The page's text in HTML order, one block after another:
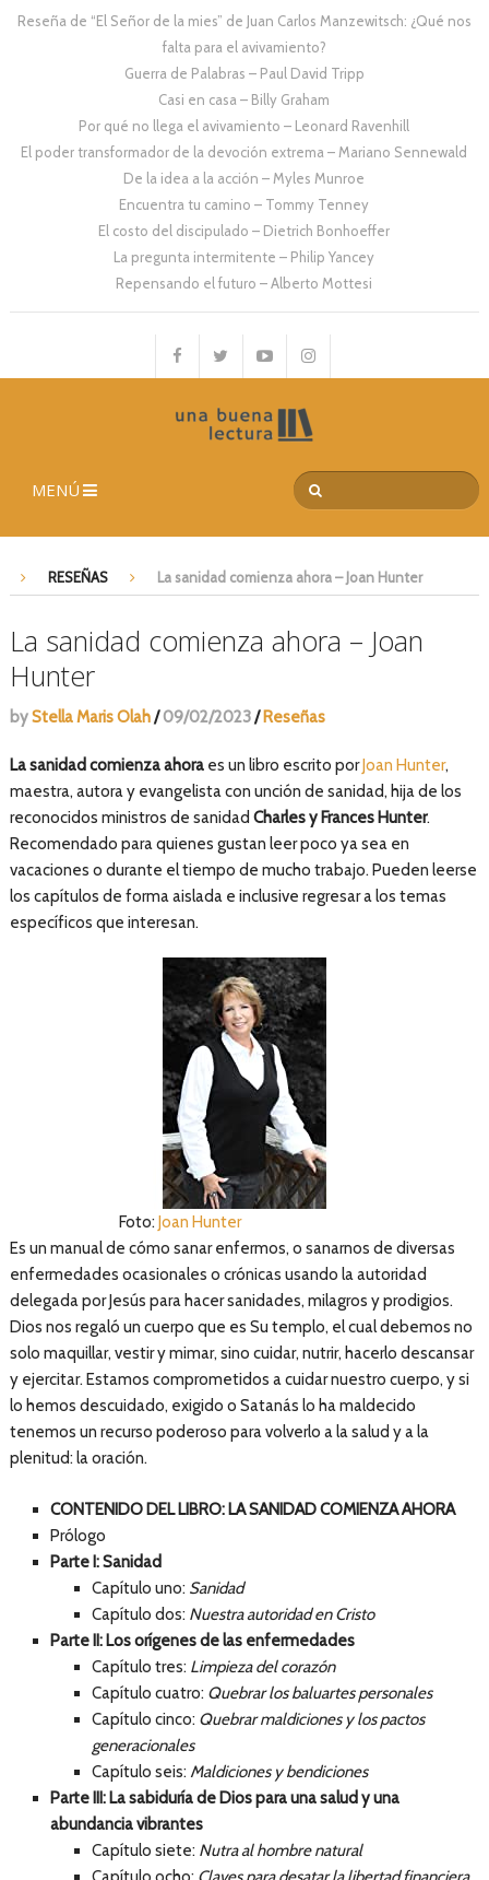
Reseña de “El Señor de la mies” de Juan Carlos Manzewitsch: ¿Qué nos
falta para el avivamiento?
Guerra de Palabras – Paul David Tripp
Casi en casa – Billy Graham
Por qué no llega el avivamiento – Leonard Ravenhill
El poder transformador de la devoción extrema – Mariano Sennewald
De la idea a la acción – Myles Munroe
Encuentra tu camino – Tommy Tenney
El costo del discipulado – Dietrich Bonhoeffer
La pregunta intermitente – Philip Yancey
Repensando el futuro – Alberto Mottesi
MENÚ
RESEÑAS La sanidad comienza ahora – Joan Hunter
La sanidad comienza ahora – Joan
Hunter
byStella Maris Olah/ 09/02/2023/ Reseñas
La sanidad comienza ahoraes un libro escrito porJoan Hunter,
maestra, autora y evangelista con unción de sanidad, hija de los
reconocidos ministros de sanidad Charles y Frances Hunter.
Recomendado para quienes gustan leer poco ya sea en
vacaciones o durante el tiempo de mucho trabajo. Pueden leerse
los capítulos de forma aislada e inclusive regresar a los temas
específicos que interesan.
Foto: Joan Hunter
Es un manual de cómo sanar enfermos, o sanarnos de diversas
enfermedades ocasionales o crónicas usando la autoridad
delegada por Jesús para hacer sanidades, milagros y prodigios.
Dios nos regaló un cuerpo que es Su templo, el cual debemos no
solo maquillar, vestir y mimar, sino cuidar, nutrir, hacerlo descansar
y ejercitar. Estamos comprometidos a cuidar nuestro cuerpo, y si
lo hemos descuidado, exigido o Satanás lo ha maldecido
tenemos un recurso poderoso para volverlo a la salud y a la
plenitud: la oración.
CONTENIDO DEL LIBRO: LA SANIDAD COMIENZA AHORA
Prólogo
Parte I: Sanidad
Capítulo uno: Sanidad
Capítulo dos: Nuestra autoridad en Cristo
Parte II: Los orígenes de las enfermedades
Capítulo tres: Limpieza del corazón
Capítulo cuatro: Quebrar los baluartes personales
Capítulo cinco: Quebrar maldiciones y los pactos
generacionales
Capítulo seis: Maldiciones y bendiciones
Parte III: La sabiduría de Dios para una salud y una
abundancia vibrantes
Capítulo siete: Nutra al hombre natural